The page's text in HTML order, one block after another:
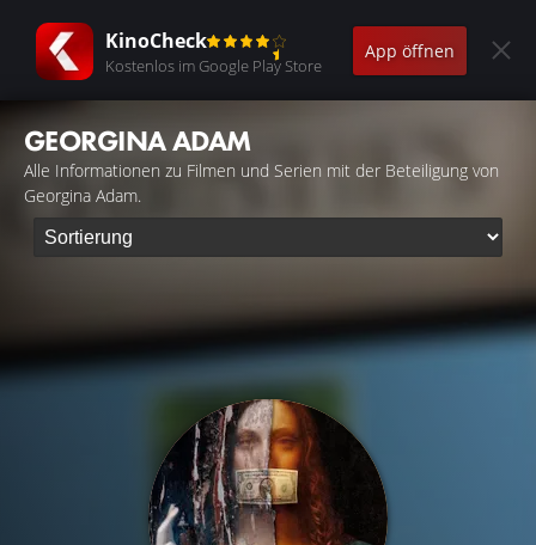
KinoCheck
Kostenlos im Google Play Store
App öffnen
GEORGINA ADAM
Alle Informationen zu Filmen und Serien mit der Beteiligung von
Georgina Adam.